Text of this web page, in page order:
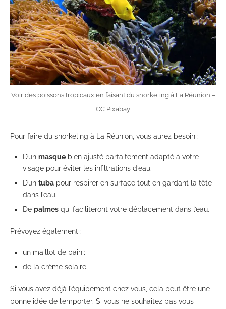
Voir des poissons tropicaux en faisant du snorkeling à La Réunion –
CC Pixabay
Pour faire du snorkeling à La Réunion, vous aurez besoin :
D’un masque bien ajusté parfaitement adapté à votre
visage pour éviter les infiltrations d’eau.
D’un tuba pour respirer en surface tout en gardant la tête
dans l’eau.
De palmes qui faciliteront votre déplacement dans l’eau.
Prévoyez également :
un maillot de bain ;
de la crème solaire.
Si vous avez déjà l’équipement chez vous, cela peut être une
bonne idée de l’emporter. Si vous ne souhaitez pas vous